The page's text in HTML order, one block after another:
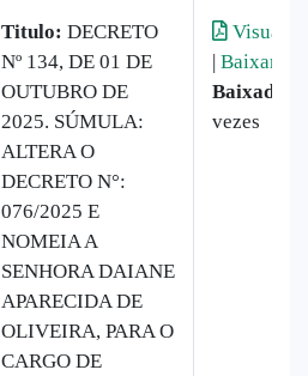
Titulo: DECRETO
Nº 134, DE 01 DE
OUTUBRO DE
2025. SÚMULA:
ALTERA O
DECRETO N°:
076/2025 E
NOMEIA A
SENHORA DAIANE
APARECIDA DE
OLIVEIRA, PARA O
CARGO DE
| Baixar
Baixado:
vezes